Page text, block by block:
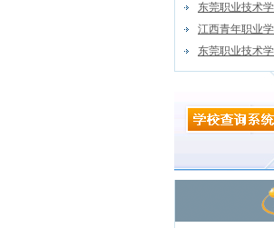
东莞职业技术
江西青年职业
东莞职业技术